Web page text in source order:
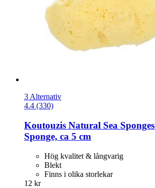
3 Alternativ
4.4 (330)
Koutouzis Natural Sea Sponges
Sponge, ca 5 cm
Hög kvalitet & långvarig
Blekt
Finns i olika storlekar
12 kr